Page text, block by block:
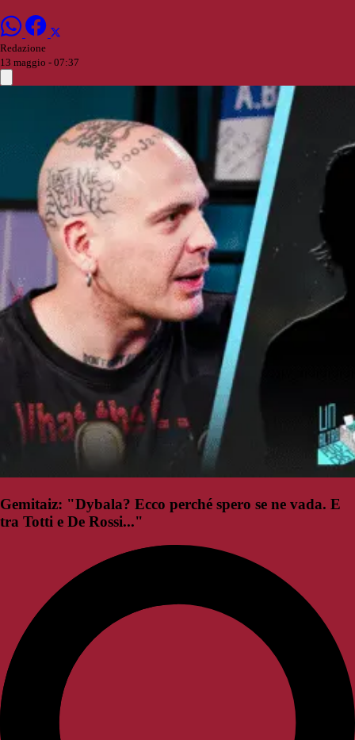
Redazione
13 maggio - 07:37
Gemitaiz: "Dybala? Ecco perché spero se ne vada. E
tra Totti e De Rossi..."